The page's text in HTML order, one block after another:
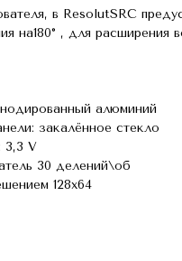
в ResolutSRC
на180° , для расширения
алюминий
закалённое стекло
3,3 V
30 делений\об
128х64